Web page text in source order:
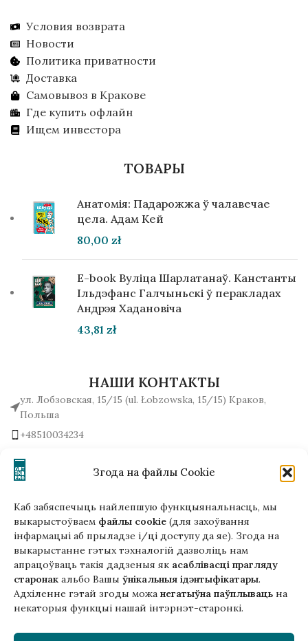
Згода на файлы Cookie
Каб забяспечыць найлепшую функцыянальнасць, мы
выкарыстоўваем файлы cookie (для захоўвання
інфармацыі аб прыладзе і/ці доступу да яе). Згода на
выкарыстанне гэтых тэхналогій дазволіць нам
апрацоўваць такія дадзеныя як асаблівасці прагляду
старонак альбо Вашы ўнікальныя ідэнтыфікатары.
Адхіленне гэтай згоды можа негатыўна паўплываць на
некаторыя функцыі нашай інтэрнэт-старонкі.
Гэтая версія сайта створана
ў рамках праекта ArtPower
з падтрымкай Еўрапейскага Саюзу
Условия возврата
Новости
Политика приватности
Доставка
Самовывоз в Кракове
Где купить офлайн
Ищем инвестора
ТОВАРЫ
Анатомія: Падарожжа ў чалавечае
цела. Адам Кей
80,00 zł
E-book Вуліца Шарлатанаў. Канстанты
Ільдэфанс Галчыньскі ў перакладах
Андрэя Хадановіча
43,81 zł
НАШИ КОНТАКТЫ
ул. Лобзовская, 15/15 (ul. Łobzowska, 15/15) Краков,
Польша
+48510034234
Написать нам!